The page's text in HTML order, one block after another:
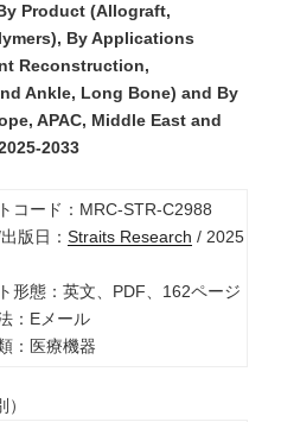
Product (Allograft,
By Applications
Reconstruction,
Ankle, Long Bone) and By
APAC, Middle East and
2033
コード：MRC-STR-C2988
版日： Straits Research / 2025
形態：英文、PDF、162ページ
：Eメール
：医療機器